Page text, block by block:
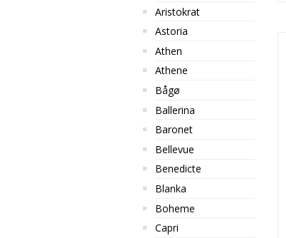
Aristokrat
Astoria
Athen
Athene
Bågø
Ballerina
Baronet
Bellevue
Benedicte
Blanka
Boheme
Capri